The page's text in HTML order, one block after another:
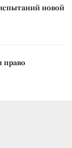
новой
право